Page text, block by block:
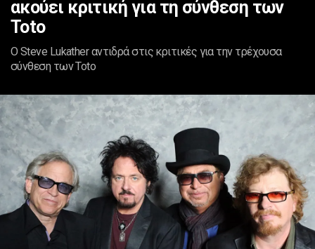
ακούει κριτική για τη σύνθεση των
Toto
Ο Steve Lukather αντιδρά στις κριτικές για την τρέχουσα
σύνθεση των Toto